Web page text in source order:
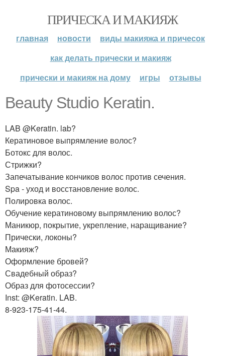
ПРИЧЕСКА И МАКИЯЖ
главная новости
виды макияжа и причесок
как делать прически и макияж
прически и макияж на дому
игры отзывы
Beauty Studio Keratin.
LAB @Keratin. lab?
Кератиновое выпрямление волос?
Ботокс для волос.
Стрижки?
Запечатывание кончиков волос против сечения.
Spa - уход и восстановление волос.
Полировка волос.
Обучение кератиновому выпрямлению волос?
Маникюр, покрытие, укрепление, наращивание?
Прически, локоны?
Макияж?
Оформление бровей?
Свадебный образ?
Образ для фотосессии?
Inst: @Keratin. LAB.
8-923-175-41-44.